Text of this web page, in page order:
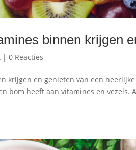
binnen krijgen
|0 Reacties
krijgen en genieten van een
bom heeft aan vitamines en vezels.